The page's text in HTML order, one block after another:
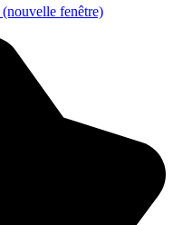
(nouvelle fenêtre)